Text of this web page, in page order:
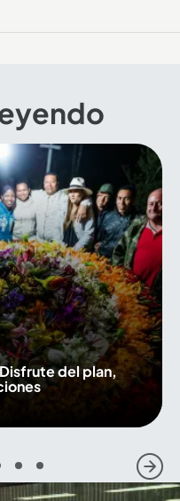
Disfrute del plan,
3 4 5